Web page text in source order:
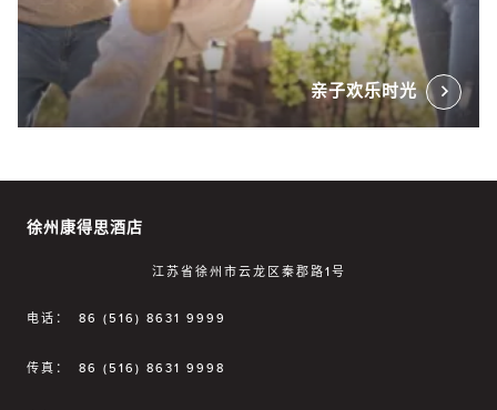
亲子欢乐时光
徐州康得思酒店
江苏省徐州市云龙区秦郡路1号
电话： 86 (516) 8631 9999
传真： 86 (516) 8631 9998